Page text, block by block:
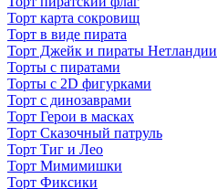
Торт карта сокровищ
Торт в виде пирата
Торт Джейк и пираты Нетландии
Торты с пиратами
Торты с 2D фигурками
Торт с динозаврами
Торт Герои в масках
Торт Сказочный патруль
Торт Тиг и Лео
Торт Мимимишки
Торт Фиксики